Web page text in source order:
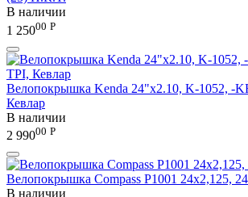
В наличии
1 25000 Р
Велопокрышка Kenda 24"x2.10, K-1052, -
Кевлар
В наличии
2 99000 Р
Велопокрышка Compass P1001 24x2,125,
В наличии